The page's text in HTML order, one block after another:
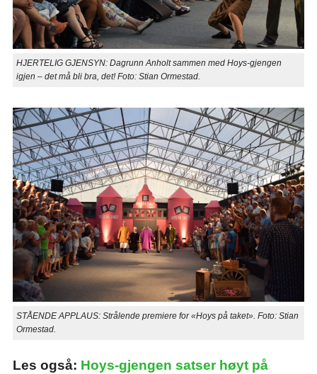
HJERTELIG GJENSYN: Dagrunn Anholt sammen med Hoys-gjengen
igjen – det må bli bra, det! Foto: Stian Ormestad.
STÅENDE APPLAUS: Strålende premiere for «Hoys på taket». Foto: Stian
Ormestad.
Les også: Hoys-gjengen satser høyt på